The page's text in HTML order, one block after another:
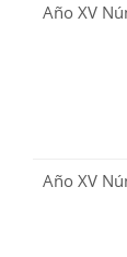
Año XV
Año XV